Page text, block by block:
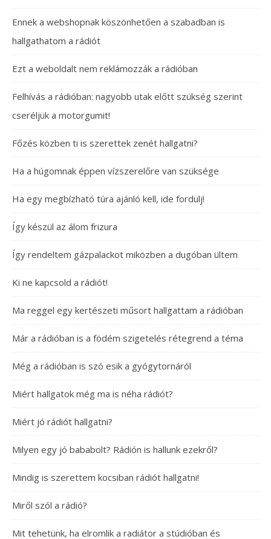
Ennek a webshopnak köszönhetően a szabadban is
hallgathatom a rádiót
Ezt a weboldalt nem reklámozzák a rádióban
Felhívás a rádióban: nagyobb utak előtt szükség szerint
cseréljük a motorgumit!
Főzés közben ti is szerettek zenét hallgatni?
Ha a húgomnak éppen vízszerelőre van szüksége
Ha egy megbízható túra ajánló kell, ide fordulj!
Így készül az álom frizura
Így rendeltem gázpalackot miközben a dugóban ültem
Ki ne kapcsold a rádiót!
Ma reggel egy kertészeti műsort hallgattam a rádióban
Már a rádióban is a födém szigetelés rétegrend a téma
Még a rádióban is szó esik a gyógytornáról
Miért hallgatok még ma is néha rádiót?
Miért jó rádiót hallgatni?
Milyen egy jó bababolt? Rádión is hallunk ezekről?
Mindig is szerettem kocsiban rádiót hallgatni!
Miről szól a rádió?
Mit tehetünk, ha elromlik a radiátor a stúdióban és